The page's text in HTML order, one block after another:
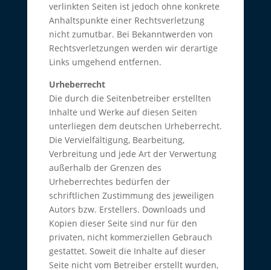
verlinkten Seiten ist jedoch ohne konkrete
Anhaltspunkte einer Rechtsverletzung
nicht zumutbar. Bei Bekanntwerden von
Rechtsverletzungen werden wir derartige
Links umgehend entfernen.
Urheberrecht
Die durch die Seitenbetreiber erstellten
Inhalte und Werke auf diesen Seiten
unterliegen dem deutschen Urheberrecht.
Die Vervielfältigung, Bearbeitung,
Verbreitung und jede Art der Verwertung
außerhalb der Grenzen des
Urheberrechtes bedürfen der
schriftlichen Zustimmung des jeweiligen
Autors bzw. Erstellers. Downloads und
Kopien dieser Seite sind nur für den
privaten, nicht kommerziellen Gebrauch
gestattet. Soweit die Inhalte auf dieser
Seite nicht vom Betreiber erstellt wurden,